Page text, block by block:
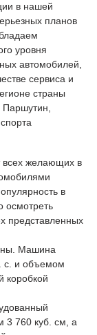
в нашей
планов
уровня
автомобилей,
сервиса и
страны
Паршутин,
всех желающих в
в
осмотреть
представленных
Машина
с. и объемом
коробкой
3 760 куб. см, а